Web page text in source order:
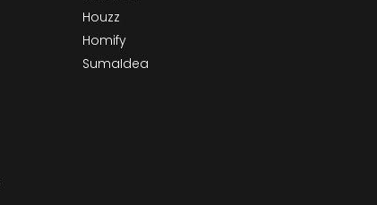
Houzz
Homify
SumaIdea